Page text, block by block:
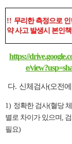
!! 무리한 측정으로
약 사고 발생시 본인
https://
e/
다. 신체검사(오전
1) 정확한 검사(혈당
별로 차이가 있으며,
필요)